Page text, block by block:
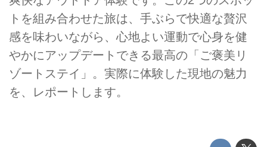
トを組み合わせた旅は、手ぶらで快適な贅沢
感を味わいながら、心地よい運動で心身を健
やかにアップデートできる最高の「ご褒美リ
ゾートステイ」。実際に体験した現地の魅力
を、レポートします。